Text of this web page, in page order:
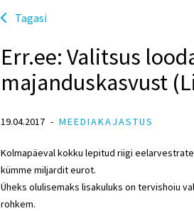
Tagasi
Err.ee: Valitsus
majanduskasvust
19.04.2017 MEEDIAKAJASTUS
Kolmapäeval kokku lepitud riigi
kümme miljardit eurot.
Üheks olulisemaks lisakuluks on tervishoiu
rohkem.